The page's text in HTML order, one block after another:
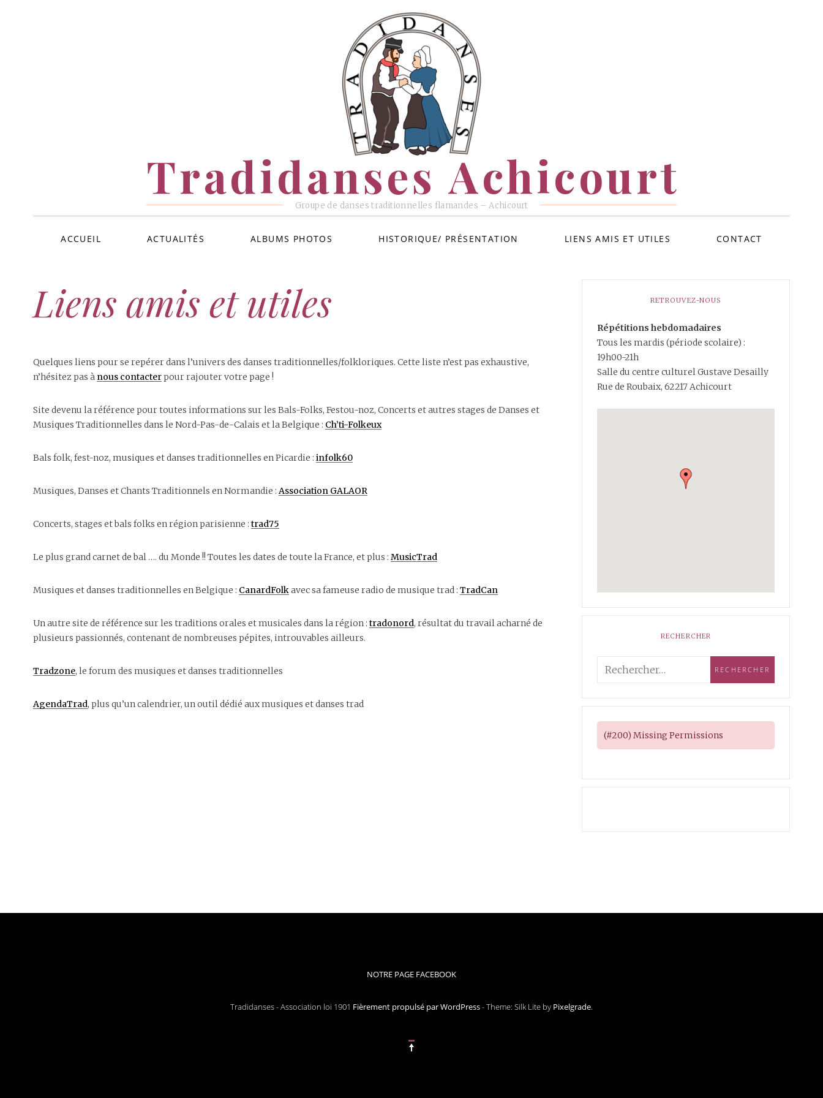
Tradidanses Achicourt
Groupe de danses traditionnelles flamandes – Achicourt
ACCUEIL ACTUALITÉS ALBUMS PHOTOS HISTORIQUE/ PRÉSENTATION LIENS AMIS ET UTILES CONTACT
Liens amis et utiles
Quelques liens pour se repérer dans l’univers des danses traditionnelles/folkloriques. Cette liste n’est pas exhaustive,
n’hésitez pas à nous contacterpour rajouter votre page !
Site devenu la référence pour toutes informations sur les Bals-Folks, Festou-noz, Concerts et autres stages de Danses et
Musiques Traditionnelles dans le Nord-Pas-de-Calais et la Belgique : Ch’ti-Folkeux
Bals folk, fest-noz, musiques et danses traditionnelles en Picardie : infolk60
Musiques, Danses et Chants Traditionnels en Normandie : Association GALAOR
Concerts, stages et bals folks en région parisienne : trad75
Le plus grand carnet de bal …. du Monde !! Toutes les dates de toute la France, et plus : MusicTrad
Musiques et danses traditionnelles en Belgique : CanardFolkavec sa fameuse radio de musique trad : TradCan
Un autre site de référence sur les traditions orales et musicales dans la région : tradonord, résultat du travail acharné de
plusieurs passionnés, contenant de nombreuses pépites, introuvables ailleurs.
Tradzone, le forum des musiques et danses traditionnelles
AgendaTrad, plus qu’un calendrier, un outil dédié aux musiques et danses trad
RETROUVEZ-NOUS
Répétitions hebdomadaires
Tous les mardis (période scolaire) :
19h00-21h
Salle du centre culturel Gustave Desailly
Rue de Roubaix, 62217 Achicourt
RECHERCHER
(#200) Missing Permissions
NOTRE PAGE FACEBOOK
Tradidanses - Association loi 1901 Fièrement propulsé par WordPress-Theme: Silk Lite by Pixelgrade.